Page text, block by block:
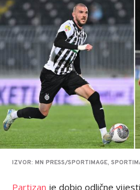
IZVOR: MN PRESS/SPORTIMAGE,
Partizan je dobio odlične